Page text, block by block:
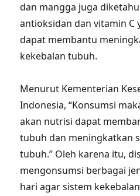
dan mangga juga
antioksidan dan vitamin C
dapat membantu
kekebalan tubuh.
Menurut Kementerian
Indonesia, “Konsumsi
akan nutrisi dapat
tubuh dan meningkatkan
tubuh.” Oleh karena itu,
mengonsumsi berbagai
hari agar sistem